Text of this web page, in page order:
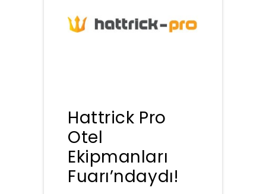
Hattrick Pro
Otel
Ekipmanları
Fuarı’ndaydı!